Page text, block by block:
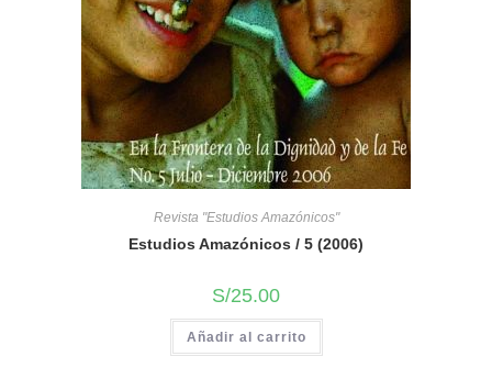
Revista "Estudios Amazónicos"
Estudios Amazónicos / 5 (2006)
S/25.00
Añadir al carrito